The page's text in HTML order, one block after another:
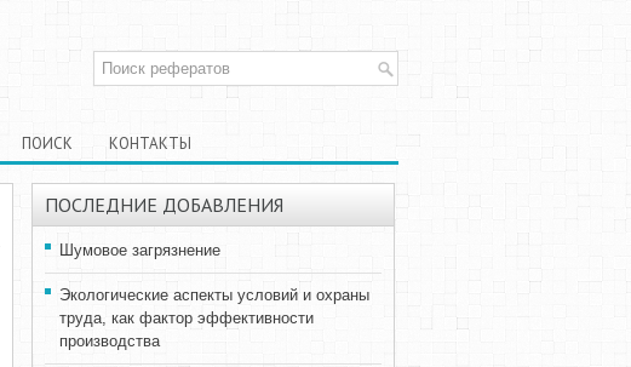
ПОИСК КОНТАКТЫ
ПОСЛЕДНИЕ ДОБАВЛЕНИЯ
Шумовое загрязнение
Экологические аспекты условий и охраны
труда, как фактор эффективности
производства